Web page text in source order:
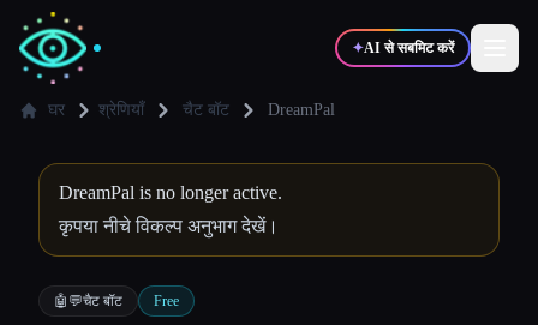
✦AI से सबमिट करें
✍️ 🎨
💻डेवलपर्स 📈मार्केटर्स
घर श्रेणियाँ चैट बॉट DreamPal
DreamPal is no longer active.
कृपया नीचे विकल्प अनुभाग देखें।
🤖💬चैट बॉट Free